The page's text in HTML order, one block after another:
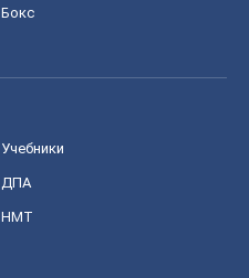
Бокс
Учебники
ДПА
НМТ